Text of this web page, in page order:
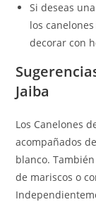
Si deseas
los
decorar con
Jaiba
Los Canelones
acompañados
blanco.
de mariscos o